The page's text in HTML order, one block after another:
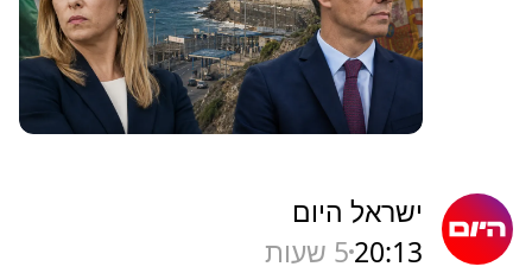
ישראל היום
20:135 שעות